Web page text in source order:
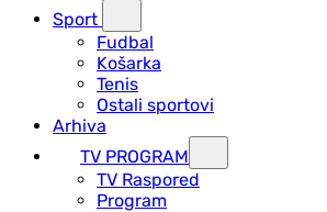
Sport
Fudbal
Košarka
Tenis
Ostali sportovi
Arhiva
TV PROGRAM
ТV Raspored
Program